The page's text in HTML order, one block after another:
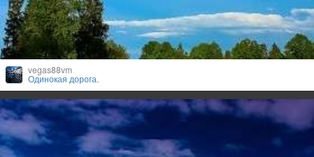
vegas88vm
Одинокая дорога.